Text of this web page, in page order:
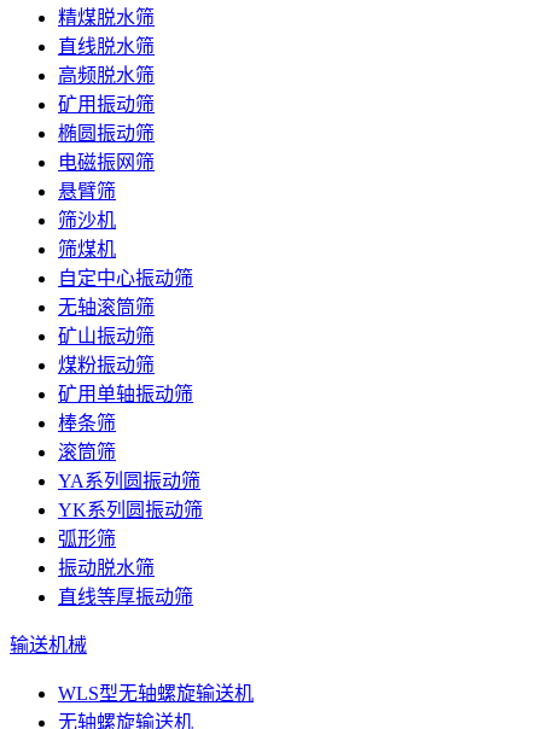
精煤脱水筛
直线脱水筛
高频脱水筛
矿用振动筛
椭圆振动筛
电磁振网筛
悬臂筛
筛沙机
筛煤机
自定中心振动筛
无轴滚筒筛
矿山振动筛
煤粉振动筛
矿用单轴振动筛
棒条筛
滚筒筛
YA系列圆振动筛
YK系列圆振动筛
弧形筛
振动脱水筛
直线等厚振动筛
输送机械
WLS型无轴螺旋输送机
无轴螺旋输送机